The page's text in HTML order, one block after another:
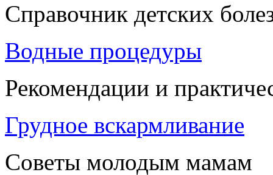
Справочник детских
Водные процедуры
Рекомендации и
Грудное вскармливание
Советы молодым мамам